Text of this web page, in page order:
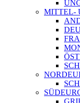
MITTEL-